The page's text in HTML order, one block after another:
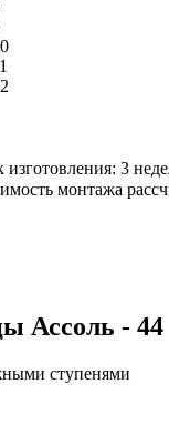
изготовления: 3
монтажа
Ассоль - 44
ступенями